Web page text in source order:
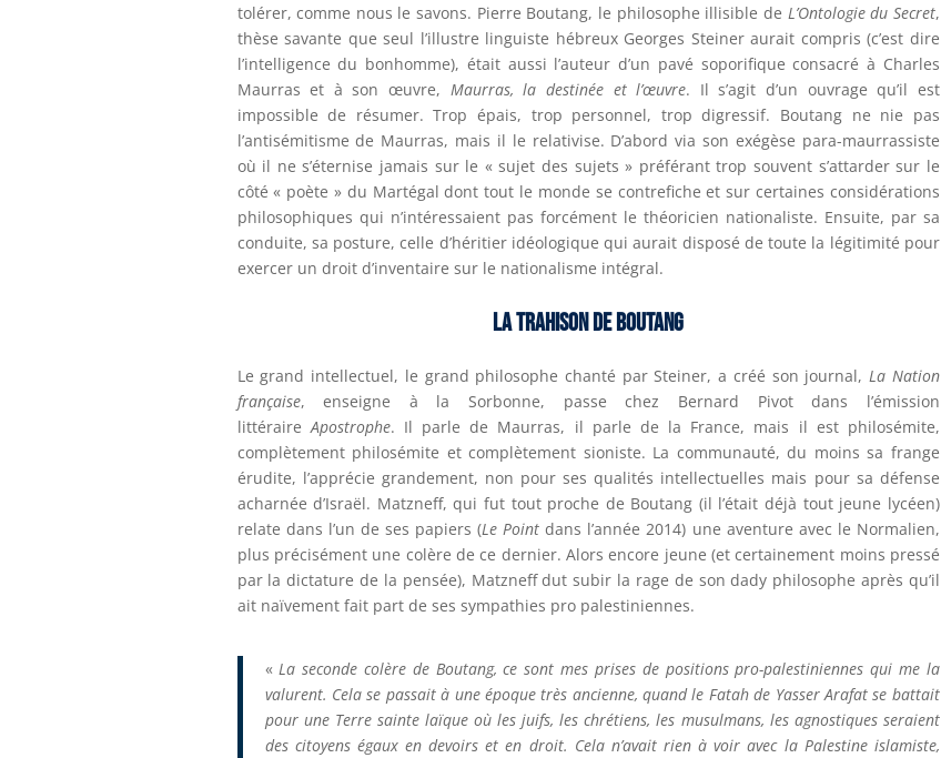
tolérer, comme nous le savons. Pierre Boutang, le philosophe illisible de L’Ontologie du Secret,
thèse savante que seul l’illustre linguiste hébreux Georges Steiner aurait compris (c’est dire
l’intelligence du bonhomme), était aussi l’auteur d’un pavé soporifique consacré à Charles
Maurras et à son œuvre, Maurras, la destinée et l’œuvre. Il s’agit d’un ouvrage qu’il est
impossible de résumer. Trop épais, trop personnel, trop digressif. Boutang ne nie pas
l’antisémitisme de Maurras, mais il le relativise. D’abord via son exégèse para-maurrassiste
où il ne s’éternise jamais sur le « sujet des sujets » préférant trop souvent s’attarder sur le
côté « poète » du Martégal dont tout le monde se contrefiche et sur certaines considérations
philosophiques qui n’intéressaient pas forcément le théoricien nationaliste. Ensuite, par sa
conduite, sa posture, celle d’héritier idéologique qui aurait disposé de toute la légitimité pour
exercer un droit d’inventaire sur le nationalisme intégral.
La trahison de Boutang
Le grand intellectuel, le grand philosophe chanté par Steiner, a créé son journal, La Nation
française, enseigne à la Sorbonne, passe chez Bernard Pivot dans l’émission
littéraire Apostrophe. Il parle de Maurras, il parle de la France, mais il est philosémite,
complètement philosémite et complètement sioniste. La communauté, du moins sa frange
érudite, l’apprécie grandement, non pour ses qualités intellectuelles mais pour sa défense
acharnée d’Israël. Matzneff, qui fut tout proche de Boutang (il l’était déjà tout jeune lycéen)
relate dans l’un de ses papiers (Le Point dans l’année 2014) une aventure avec le Normalien,
plus précisément une colère de ce dernier. Alors encore jeune (et certainement moins pressé
par la dictature de la pensée), Matzneff dut subir la rage de son dady philosophe après qu’il
ait naïvement fait part de ses sympathies pro palestiniennes.
«La seconde colère de Boutang, ce sont mes prises de positions pro-palestiniennes qui me la
valurent. Cela se passait à une époque très ancienne, quand le Fatah de Yasser Arafat se battait
pour une Terre sainte laïque où les juifs, les chrétiens, les musulmans, les agnostiques seraient
des citoyens égaux en devoirs et en droit. Cela n’avait rien à voir avec la Palestine islamiste,